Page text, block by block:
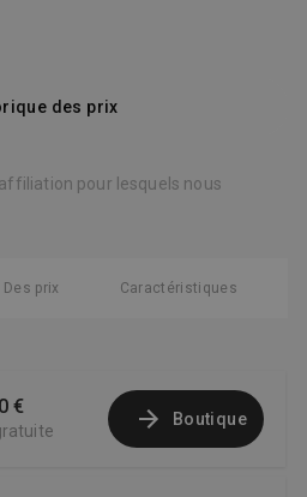
des prix
pour lesquels nous
Des prix Caractéristiques
€
Boutique